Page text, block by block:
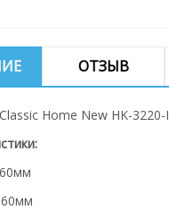
ОТЗЫВ
Home New HK-3220-I